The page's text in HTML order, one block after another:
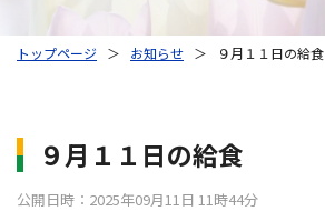
トップページ ＞ お知らせ ＞ ９月１１日の給食
９月１１日の給食
公開日時：2025年09月11日 11時44分